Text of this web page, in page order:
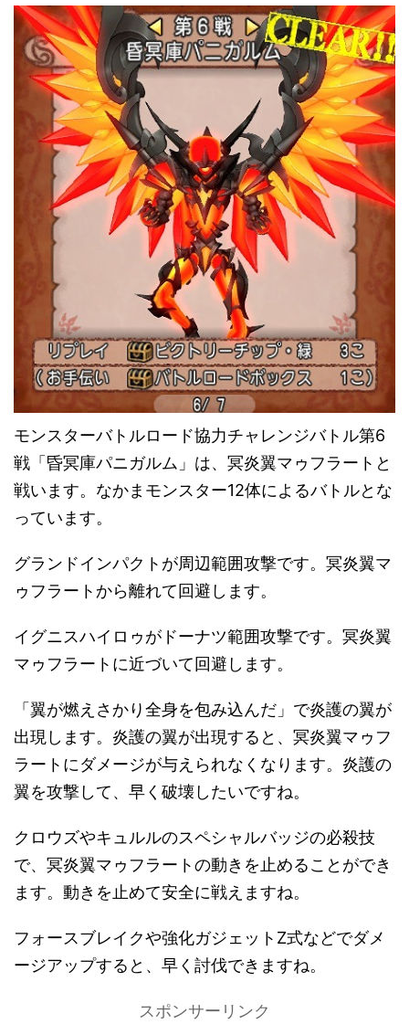
モンスターバトルロード協力チャレンジバトル第6
戦「昏冥庫パニガルム」は、冥炎翼マゥフラートと
戦います。なかまモンスター12体によるバトルとな
っています。
グランドインパクトが周辺範囲攻撃です。冥炎翼マ
ゥフラートから離れて回避します。
イグニスハイロゥがドーナツ範囲攻撃です。冥炎翼
マゥフラートに近づいて回避します。
「翼が燃えさかり全身を包み込んだ」で炎護の翼が
出現します。炎護の翼が出現すると、冥炎翼マゥフ
ラートにダメージが与えられなくなります。炎護の
翼を攻撃して、早く破壊したいですね。
クロウズやキュルルのスペシャルバッジの必殺技
で、冥炎翼マゥフラートの動きを止めることができ
ます。動きを止めて安全に戦えますね。
フォースブレイクや強化ガジェットZ式などでダメ
ージアップすると、早く討伐できますね。
スポンサーリンク